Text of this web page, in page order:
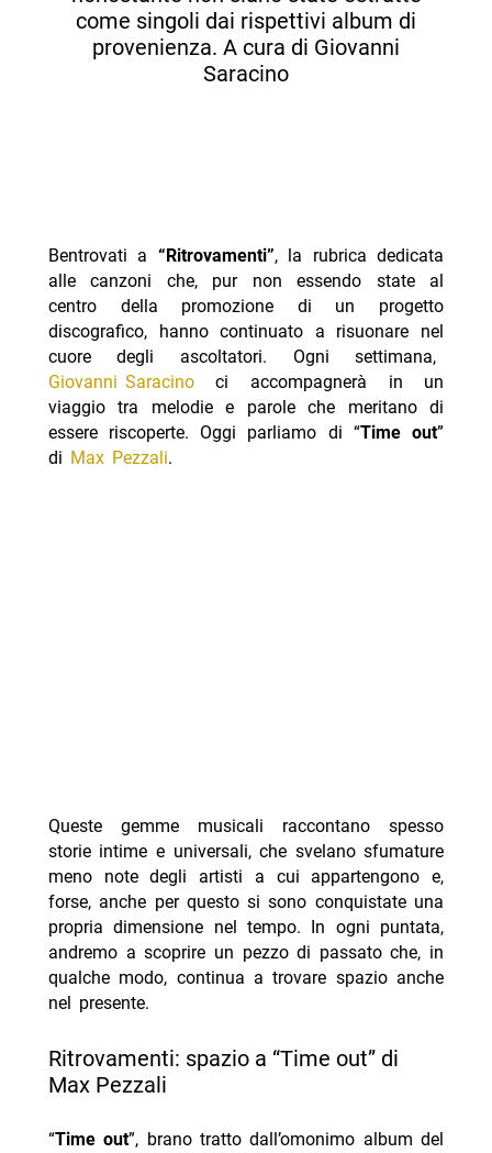
come singoli dai rispettivi album di
provenienza. A cura di Giovanni
Saracino
Bentrovati a “Ritrovamenti”, la rubrica dedicata
alle canzoni che, pur non essendo state al
centro della promozione di un progetto
discografico, hanno continuato a risuonare nel
cuore degli ascoltatori. Ogni settimana,
Giovanni Saracinoci accompagnerà in un
viaggio tra melodie e parole che meritano di
essere riscoperte. Oggi parliamo di “Time out”
di Max Pezzali.
Queste gemme musicali raccontano spesso
storie intime e universali, che svelano sfumature
meno note degli artisti a cui appartengono e,
forse, anche per questo si sono conquistate una
propria dimensione nel tempo. In ogni puntata,
andremo a scoprire un pezzo di passato che, in
qualche modo, continua a trovare spazio anche
nel presente.
Ritrovamenti: spazio a “Time out” di
Max Pezzali
“Time out”, brano tratto dall’omonimo album del